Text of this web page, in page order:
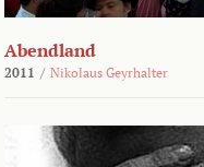
Abendland
2011 / Nikolaus Geyrhalter